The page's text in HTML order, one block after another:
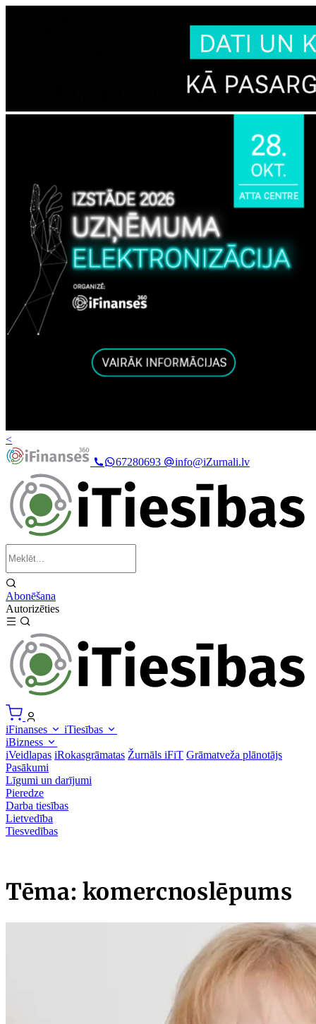
<
67280693
info@iZurnali.lv
Abonēšana
Autorizēties
iFinanses
iTiesības
iBizness
iVeidlapas iRokasgrāmatas Žurnāls iFiT Grāmatveža plānotājs
Pasākumi
Līgumi un darījumi
Pieredze
Darba tiesības
Lietvedība
Tiesvedības
Tēma: komercnoslēpums